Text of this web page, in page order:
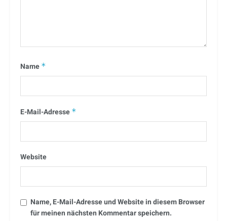
Name *
E-Mail-Adresse *
Website
Name, E-Mail-Adresse und Website in diesem Browser
für meinen nächsten Kommentar speichern.